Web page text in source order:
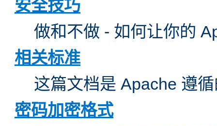
安全技巧
做和不做 - 如何让你的
相关标准
这篇文档是 Apache 遵
密码加密格式